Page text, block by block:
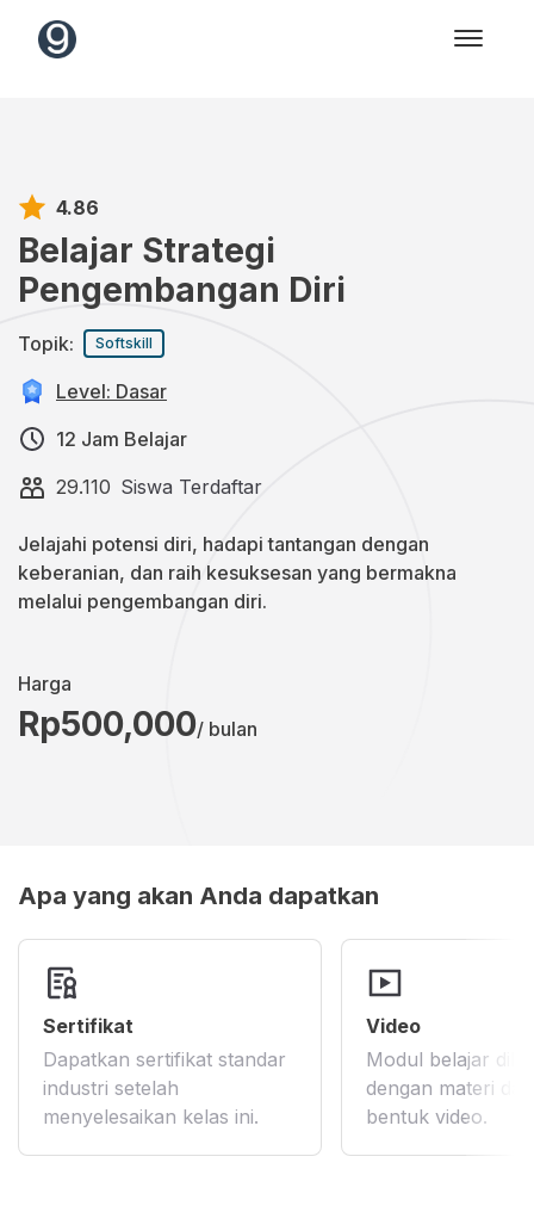
4.86
Belajar Strategi
Pengembangan Diri
Topik: Softskill
Level: Dasar
12 Jam Belajar
29.110 Siswa Terdaftar
Jelajahi potensi diri, hadapi tantangan dengan
keberanian, dan raih kesuksesan yang bermakna
melalui pengembangan diri.
Harga
Rp500,000/ bulan
Apa yang akan Anda dapatkan
Sertifikat
Dapatkan sertifikat standar
industri setelah
menyelesaikan kelas ini.
Video
Modul belajar
dengan materi
bentuk video.